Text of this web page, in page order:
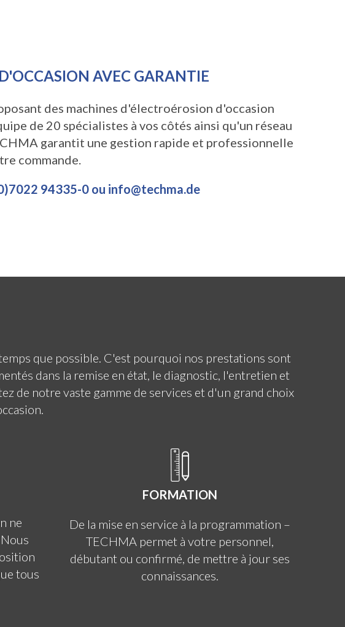
AVEC GARANTIE
des machines d'électroérosion d'occasion
de 20 spécialistes à vos côtés ainsi qu'un réseau
garantit une gestion rapide et professionnelle
commande.
94335-0 ou info@techma.de
que possible. C'est pourquoi nos prestations sont
dans la remise en état, le diagnostic, l'entretien et
de notre vaste gamme de services et d'un grand choix
ne
tous
FORMATION
De la mise en service à la programmation –
TECHMA permet à votre personnel,
débutant ou confirmé, de mettre à jour ses
connaissances.